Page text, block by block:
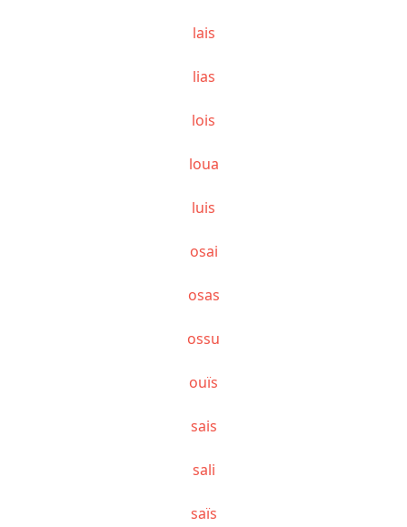
lais
lias
lois
loua
luis
osai
osas
ossu
ouïs
sais
sali
saïs